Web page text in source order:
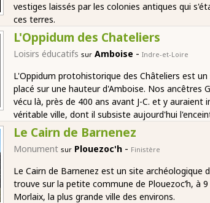
vestiges laissés par les colonies antiques qui
ces terres.
L'Oppidum des Chateliers
Loisirs éducatifs sur Amboise - Indre-et-Loire
L'Oppidum protohistorique des Châteliers est
placé sur une hauteur d'Amboise. Nos ancêtres
vécu là, près de 400 ans avant J-C. et y auraient
véritable ville, dont il subsiste aujourd'hui
Le Cairn de Barnenez
Monument sur Plouezoc'h - Finistère
Le Cairn de Barnenez est un site archéologique
trouve sur la petite commune de Plouezoc’h, à
Morlaix, la plus grande ville des environs.